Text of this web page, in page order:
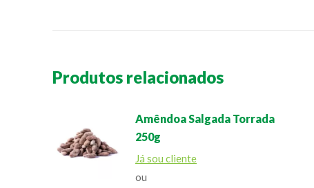
Produtos relacionados
Amêndoa Salgada Torrada
250g
Já sou cliente
ou